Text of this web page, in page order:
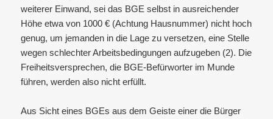
weiterer Einwand, sei das BGE selbst in ausreichender
Höhe etwa von 1000 € (Achtung Hausnummer) nicht hoch
genug, um jemanden in die Lage zu versetzen, eine Stelle
wegen schlechter Arbeitsbedingungen aufzugeben (2). Die
Freiheitsversprechen, die BGE-Befürworter im Munde
führen, werden also nicht erfüllt.
Aus Sicht eines BGEs aus dem Geiste einer die Bürger